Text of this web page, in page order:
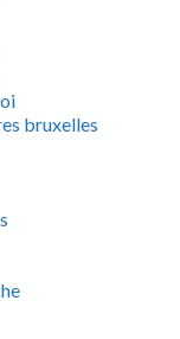
bruxelles